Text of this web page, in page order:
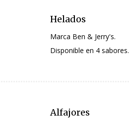
Helados
Marca Ben & Jerry's.
Disponible en 4 sabores.
Alfajores